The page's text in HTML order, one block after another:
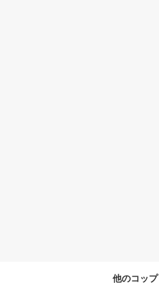
他のコップ